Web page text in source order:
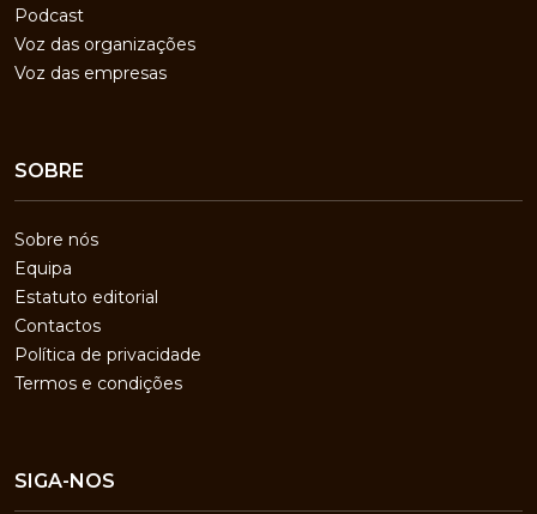
Podcast
Voz das organizações
Voz das empresas
SOBRE
Sobre nós
Equipa
Estatuto editorial
Contactos
Política de privacidade
Termos e condições
SIGA-NOS